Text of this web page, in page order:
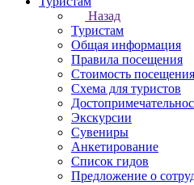
Назад
Туристам
Общая информация
Правила посещения
Стоимость посещения
Схема для туристов
Экскурсии
Сувениры
Анкетирование
Список гидов
Предложение о